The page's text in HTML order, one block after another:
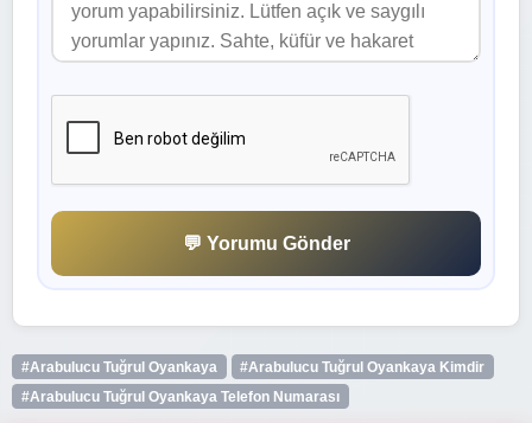
💬 Yorumu Gönder
#Arabulucu Tuğrul Oyankaya
#Arabulucu Tuğrul Oyankaya Kimdir
#Arabulucu Tuğrul Oyankaya Telefon Numarası